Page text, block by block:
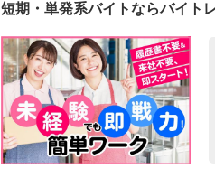
短期・単発系バイトならバイト